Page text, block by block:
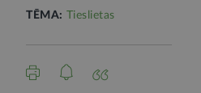
TĒMA: Tieslietas